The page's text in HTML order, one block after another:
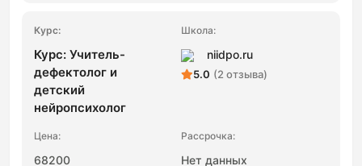
Курс: Учитель-
дефектолог и
детский
нейропсихолог
niidpo.ru
5.0 (2 отзыва)
68200 Нет данных